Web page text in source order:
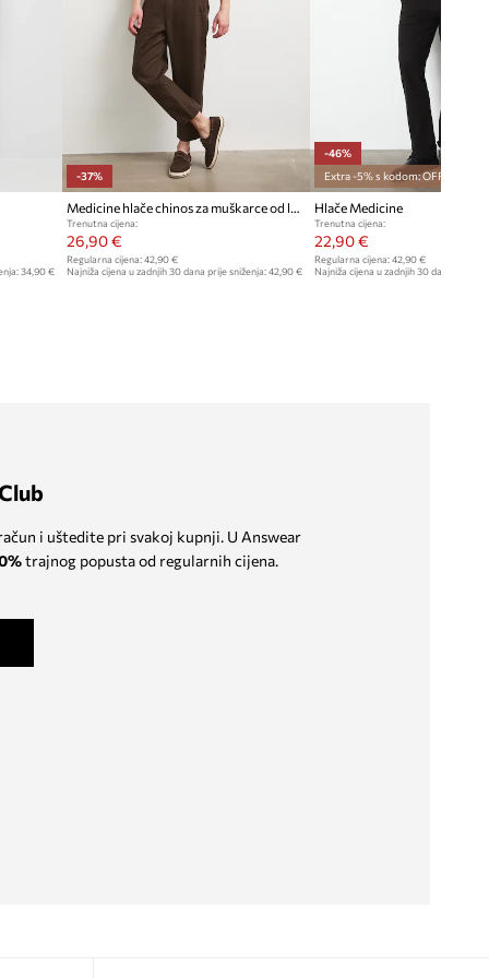
34,90 €
-37%
Medicine hlače chinos za muškarce od lana
Trenutna cijena:
26,90 €
Regularna cijena:42,90 €
Najniža cijena u zadnjih 30 dana prije sniženja:42,90 €
-46%
Extra -5% s kodom: OFF*
Hlače Medicine
Trenutna cijena:
22,90 €
Regularna cijena: 42,90 €
Najniža cijena u zadnjih 30 dana prije
i uštedite pri svakoj kupnji. U Answear
trajnog popusta od regularnih cijena.